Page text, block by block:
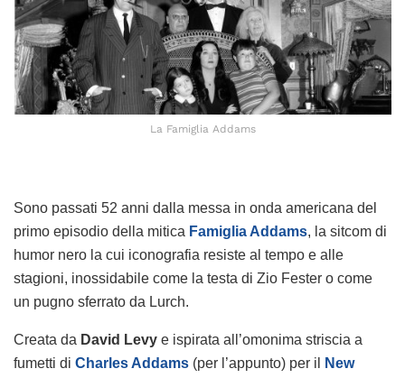
La Famiglia Addams
Sono passati 52 anni dalla messa in onda americana del
primo episodio della mitica Famiglia Addams, la sitcom di
humor nero la cui iconografia resiste al tempo e alle
stagioni, inossidabile come la testa di Zio Fester o come
un pugno sferrato da Lurch.
Creata da David Levy e ispirata all’omonima striscia a
fumetti di Charles Addams (per l’appunto) per il
New